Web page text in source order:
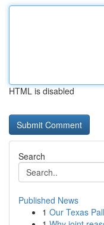
HTML is disabled
Search
Published News
1 Our Texas